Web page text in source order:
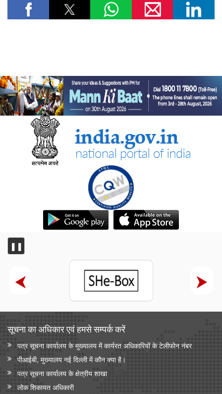
❚❚
सूचना का अधिकार एवं हमसे सम्‍पर्क करें
पत्र सूचना कार्यालय के मुख्यालय में कार्यरत अधिकारियों के टेलीफोन नंबर
पीआईबी, मुख्यालय नई दिल्ली में कौन क्या है।
पत्र सूचना कार्यालय के क्षेत्रीय शाखा
लोक शिकायत अधिकारी